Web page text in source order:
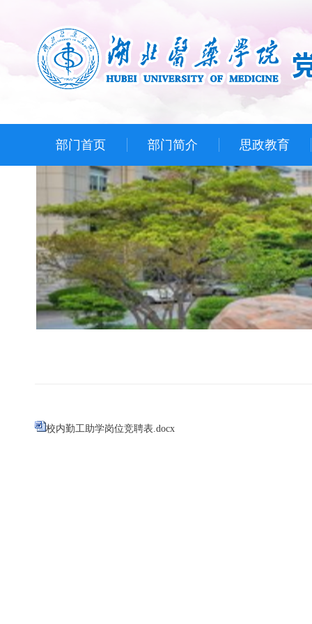
部门首页 部门简介 思政教育
校内勤工助学岗位竞聘表.docx